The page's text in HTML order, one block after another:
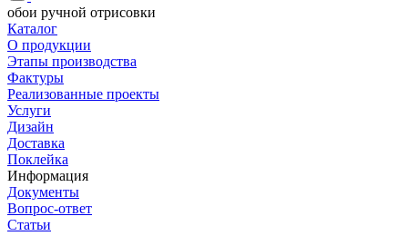
обои ручной отрисовки
Каталог
О продукции
Этапы производства
Фактуры
Реализованные проекты
Услуги
Дизайн
Доставка
Поклейка
Информация
Документы
Вопрос-ответ
Статьи